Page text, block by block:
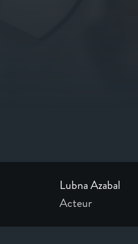
Lubna Azabal
Acteur